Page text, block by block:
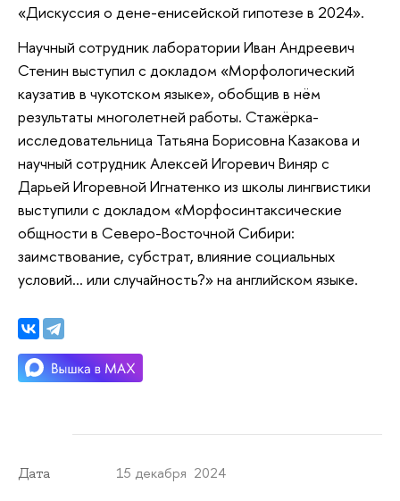
«Дискуссия о дене-енисейской гипотезе в 2024».
Научный сотрудник лаборатории Иван Андреевич
Стенин выступил с докладом «Морфологический
каузатив в чукотском языке», обобщив в нём
результаты многолетней работы. Стажёрка-
исследовательница Татьяна Борисовна Казакова и
научный сотрудник Алексей Игоревич Виняр с
Дарьей Игоревной Игнатенко из школы лингвистики
выступили с докладом «Морфосинтаксические
общности в Северо-Восточной Сибири:
заимствование, субстрат, влияние социальных
условий... или случайность?» на английском языке.
Дата 15 декабря 2024